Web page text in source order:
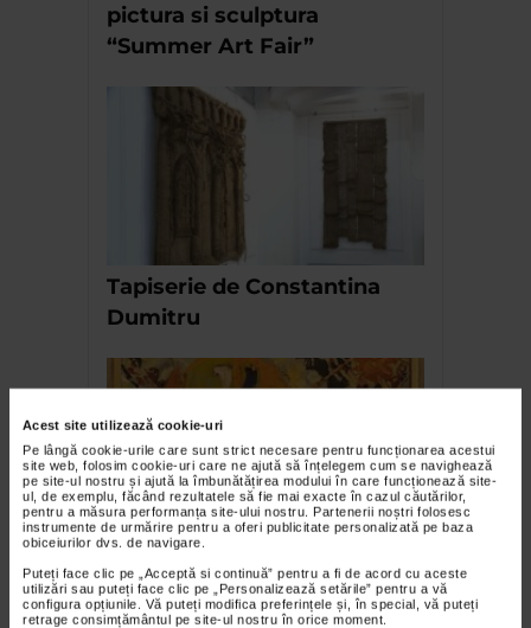
Acest site utilizează cookie-uri
Pe lângă cookie-urile care sunt strict necesare pentru funcționarea acestui
site web, folosim cookie-uri care ne ajută să înțelegem cum se navighează
pe site-ul nostru și ajută la îmbunătățirea modului în care funcționează site-
ul, de exemplu, făcând rezultatele să fie mai exacte în cazul căutărilor,
pentru a măsura performanța site-ului nostru. Partenerii noștri folosesc
instrumente de urmărire pentru a oferi publicitate personalizată pe baza
obiceiurilor dvs. de navigare.
Puteți face clic pe „Acceptă si continuă” pentru a fi de acord cu aceste
utilizări sau puteți face clic pe „Personalizează setările” pentru a vă
configura opțiunile. Vă puteți modifica preferințele și, în special, vă puteți
retrage consimțământul pe site-ul nostru în orice moment.
pictura si sculptura
“Summer Art Fair”
Tapiserie de Constantina
Dumitru
Expoziția Alchimie –
capitolul II